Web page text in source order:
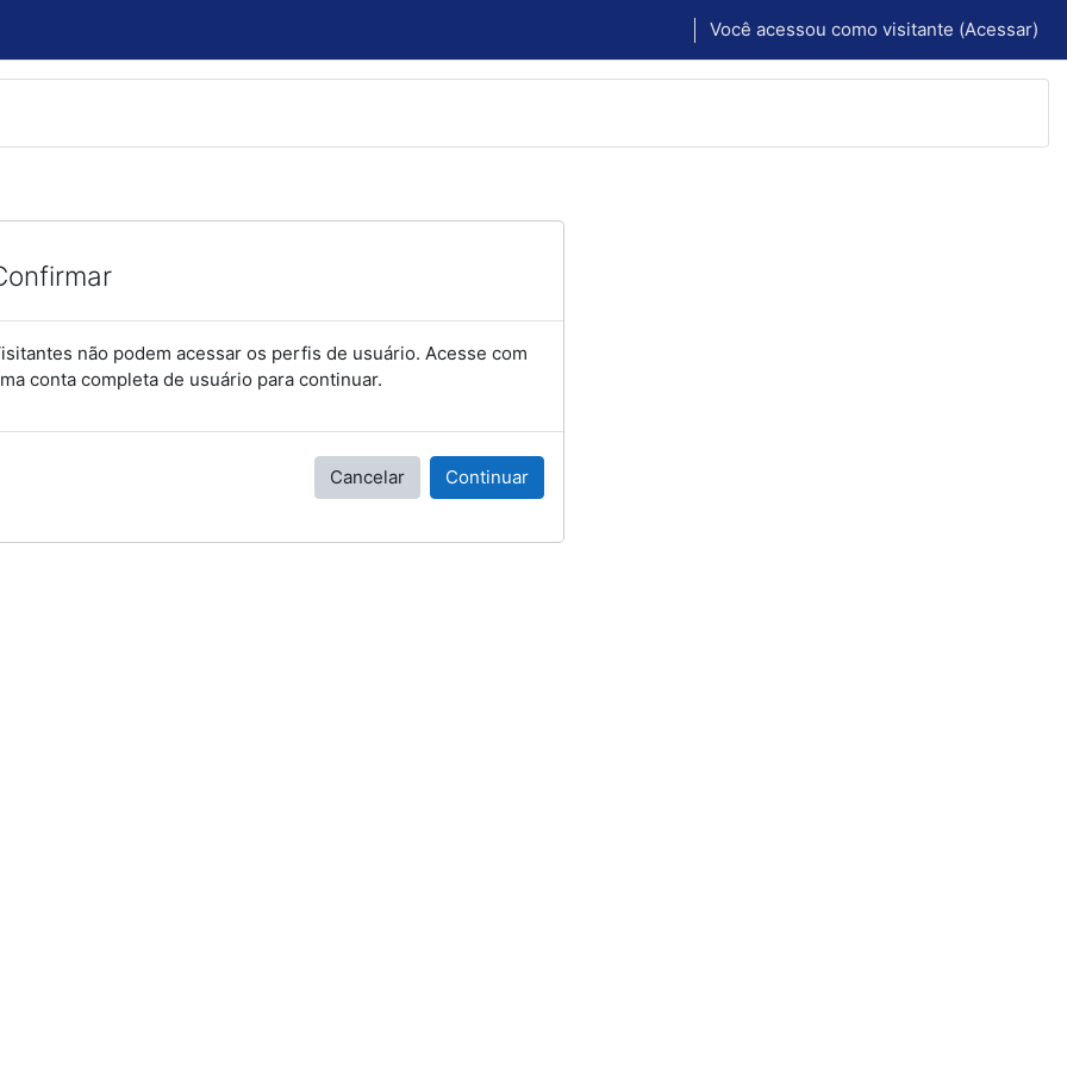
Você acessou como visitante (Acessar)
não podem acessar os perfis de usuário. Acesse com
conta completa de usuário para continuar.
Cancelar Continuar